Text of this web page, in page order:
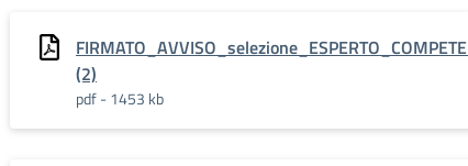
(2)
pdf - 1453 kb